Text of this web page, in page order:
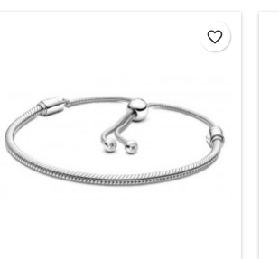
favorite_border